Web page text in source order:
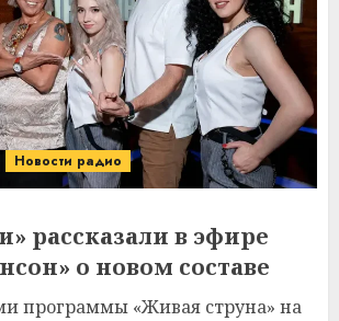
Новости радио
рассказали в эфире
о новом составе
программы «Живая струна» на